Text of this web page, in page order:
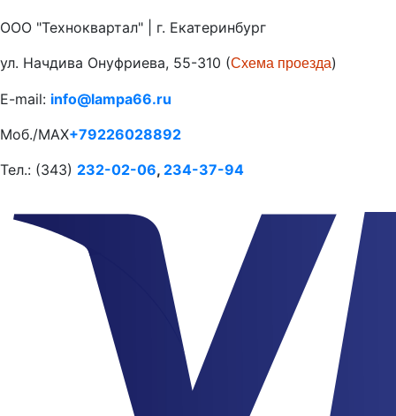
ООО "Техноквартал" | г. Екатеринбург
ул. Начдива Онуфриева, 55-310 (Схема проезда)
E-mail: info@lampa66.ru
Моб./MAX+79226028892
Тел.: (343) 232-02-06, 234-37-94